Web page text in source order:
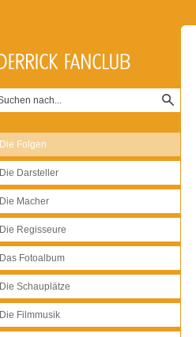
Die Folgen
Die Darsteller
Die Macher
Die Regisseure
Das Fotoalbum
Die Schauplätze
Die Filmmusik